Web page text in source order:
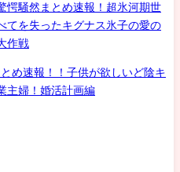
愕騒然まとめ速報！超氷河期世
てを失ったキグナス氷子の愛の
作戦
め速報！！子供が欲しいど陰キ
主婦！婚活計画編